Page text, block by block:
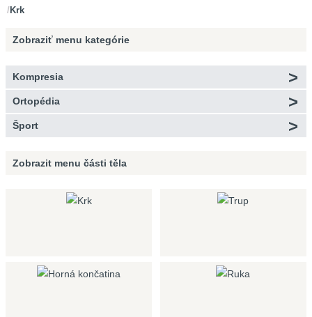
Krk
Zobraziť menu kategórie
Kompresia
Ortopédia
Šport
Zobrazit menu části těla